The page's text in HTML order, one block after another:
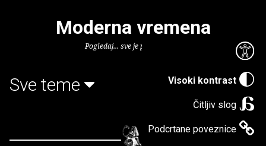
Visoki kontrast
Čitljiv slog
Podcrtane poveznice
Moderna vremena
Pogledaj... sve je puno knjiga.
Sve teme